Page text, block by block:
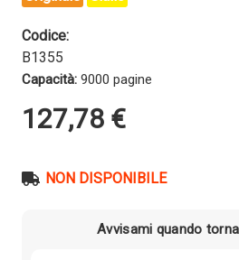
Codice:
B1355
Capacità: 9000 pagine
127,78 €
NON DISPONIBILE
Avvisami quando